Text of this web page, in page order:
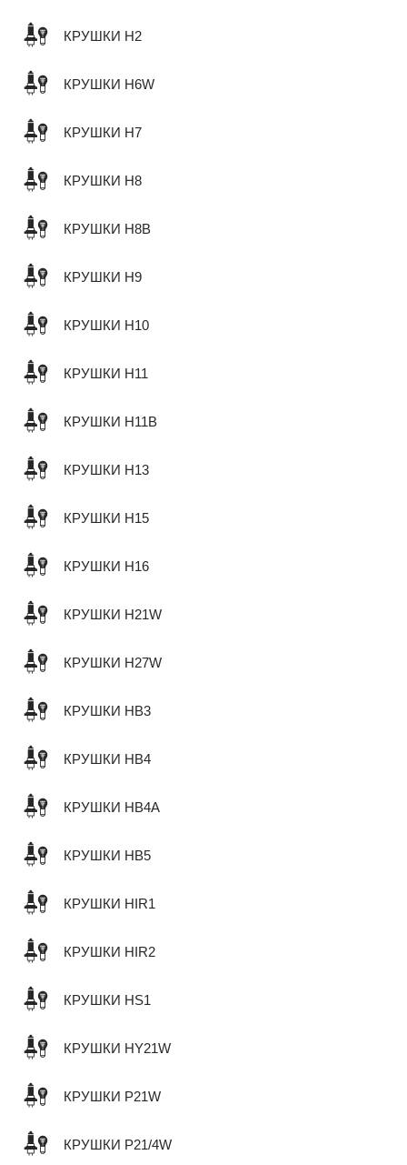
КРУШКИ H2
КРУШКИ H6W
КРУШКИ H7
КРУШКИ H8
КРУШКИ H8B
КРУШКИ H9
КРУШКИ H10
КРУШКИ H11
КРУШКИ H11B
КРУШКИ H13
КРУШКИ H15
КРУШКИ H16
КРУШКИ H21W
КРУШКИ H27W
КРУШКИ HB3
КРУШКИ HB4
КРУШКИ HB4A
КРУШКИ HB5
КРУШКИ HIR1
КРУШКИ HIR2
КРУШКИ HS1
КРУШКИ HY21W
КРУШКИ P21W
КРУШКИ P21/4W